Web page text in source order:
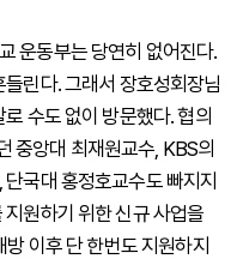
운동부는 당연히 없어진다.
린다. 그래서 장호성회장님
수도 없이 방문했다. 협의
중앙대 최재원교수, KBS의
국대 홍정호교수도 빠지지
원하기 위한 신규 사업을
이후 단 한번도 지원하지